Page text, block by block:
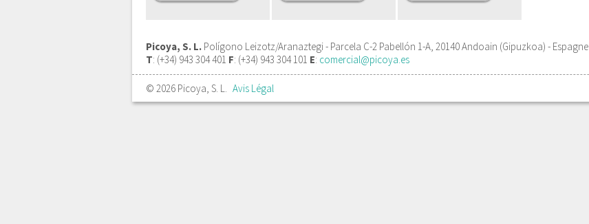
Picoya, S. L. Polígono Leizotz/Aranaztegi - Parcela C-2 Pabellón 1-A, 20140 Andoain (Gipuzkoa) - Espagne
T: (+34) 943 304 401 F: (+34) 943 304 101 E: comercial@picoya.es
© 2026 Picoya, S. L. Avis Légal